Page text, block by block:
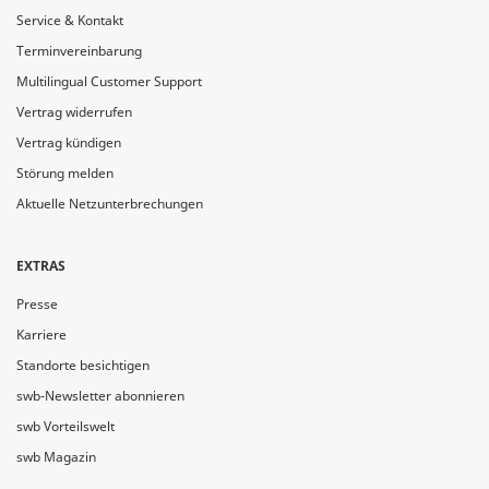
Service & Kontakt
Terminvereinbarung
Multilingual Customer Support
Vertrag widerrufen
Vertrag kündigen
Störung melden
Aktuelle Netzunterbrechungen
EXTRAS
Presse
Karriere
Standorte besichtigen
swb-Newsletter abonnieren
swb Vorteilswelt
swb Magazin